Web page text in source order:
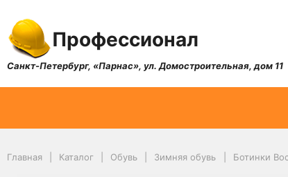
Профессионал
Санкт-Петербург, «Парнас», ул. Домостроительная, дом 11
Главная Каталог Обувь Зимняя обувь Ботинки